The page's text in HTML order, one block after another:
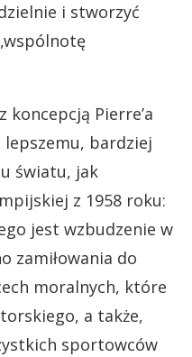
i stworzyć
koncepcją Pierre’a
lepszemu, bardziej
światu, jak
z 1958 roku:
jest wzbudzenie w
zamiłowania do
moralnych, które
a także,
sportowców